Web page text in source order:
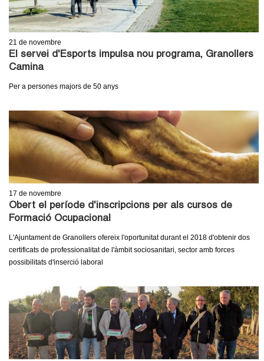
21 de novembre
El servei d'Esports impulsa nou programa, Granollers
Camina
Per a persones majors de 50 anys
17 de novembre
Obert el període d'inscripcions per als cursos de
Formació Ocupacional
L'Ajuntament de Granollers ofereix l'oportunitat durant el 2018 d'obtenir dos
certificats de professionalitat de l'àmbit sociosanitari, sector amb forces
possibilitats d'inserció laboral